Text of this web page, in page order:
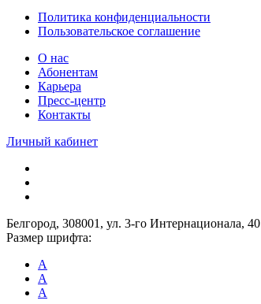
Политика конфиденциальности
Пользовательское соглашение
О нас
Абонентам
Карьера
Пресс-центр
Контакты
Личный кабинет
Белгород, 308001, ул. 3-го Интернационала, 40
Размер шрифта:
A
A
A